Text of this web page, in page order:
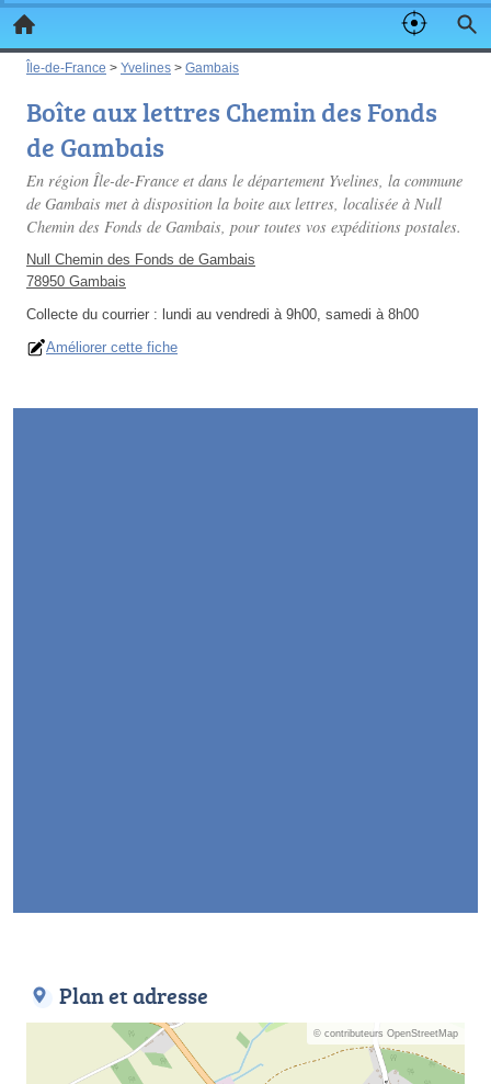
Île-de-France > Yvelines > Gambais
Boîte aux lettres Chemin des Fonds
de Gambais
En région Île-de-France et dans le département Yvelines, la commune
de Gambais met à disposition la boite aux lettres, localisée à Null
Chemin des Fonds de Gambais, pour toutes vos expéditions postales.
Null Chemin des Fonds de Gambais
78950 Gambais
Collecte du courrier : lundi au vendredi à 9h00, samedi à 8h00
Améliorer cette fiche
Plan et adresse
© contributeurs OpenStreetMap